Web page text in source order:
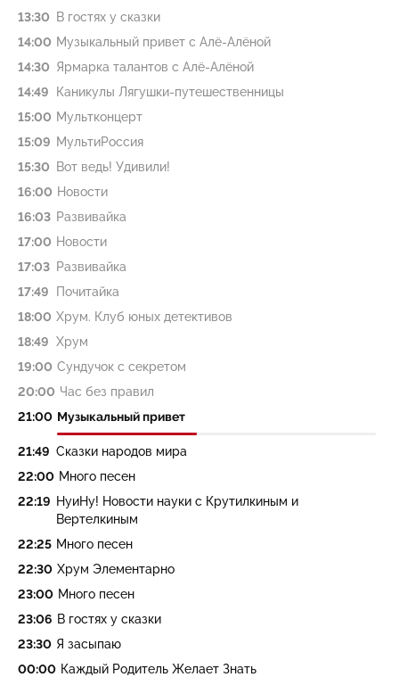
13:30
В гостях у сказки
14:00 Музыкальный привет с Алё-Алёной
14:30 Ярмарка талантов с Алё-Алёной
14:49
Каникулы Лягушки-путешественницы
15:00 Мультконцерт
15:09 МультиРоссия
15:30
Вот ведь! Удивили!
16:00 Новости
16:03 Развивайка
17:00 Новости
17:03 Развивайка
17:49
Почитайка
18:00 Хрум. Клуб юных детективов
18:49 Хрум
19:00 Сундучок с секретом
20:00 Час без правил
21:00 Музыкальный привет
21:49 Сказки народов мира
22:00 Много песен
22:19 НуиНу! Новости науки с Крутилкиным и
Вертелкиным
22:25 Много песен
22:30 Хрум Элементарно
23:00 Много песен
23:06 В гостях у сказки
23:30 Я засыпаю
00:00 Каждый Родитель Желает Знать